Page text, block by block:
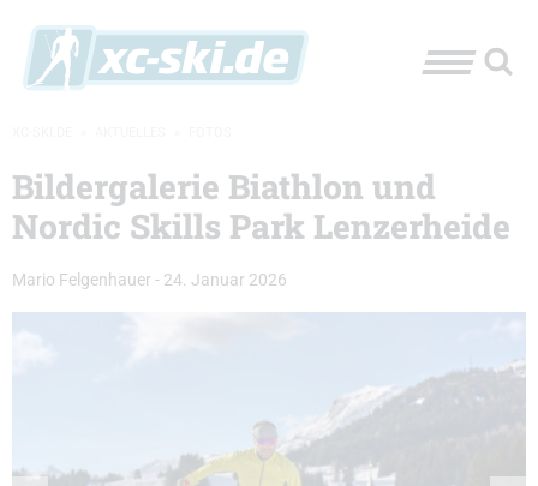
Bildergalerie Biathlon und
Nordic Skills Park Lenzerheide
Mario Felgenhauer - 24. Januar 2026